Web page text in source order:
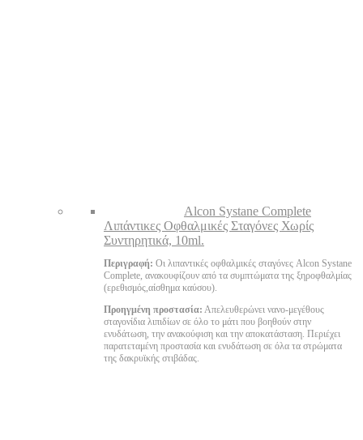
Alcon Systane Complete
Λιπάντικες Οφθαλμικές Σταγόνες Χωρίς
Συντηρητικά, 10ml.
Περιγραφή: Οι λιπαντικές οφθαλμικές σταγόνες Alcon Systane
Complete, ανακουφίζουν από τα συμπτώματα της ξηροφθαλμίας
(ερεθισμός,αίσθημα καύσου).
Προηγμένη προστασία: Απελευθερώνει νανο-μεγέθους
σταγονίδια λιπιδίων σε όλο το μάτι που βοηθούν στην
ενυδάτωση, την ανακούφιση και την αποκατάσταση. Περιέχει
παρατεταμένη προστασία και ενυδάτωση σε όλα τα στρώματα
της δακρυϊκής στιβάδας.